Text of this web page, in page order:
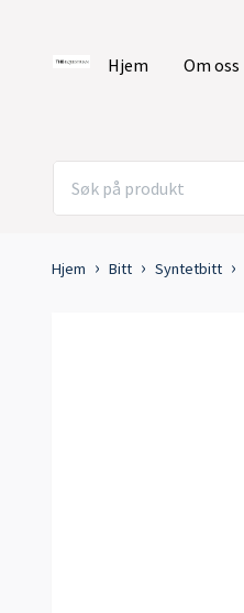
Hjem Om oss
Hjem Bitt Syntetbitt